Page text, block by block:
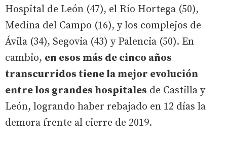
Hospital de León (47), el Río Hortega (50),
Medina del Campo (16), y los complejos de
Ávila (34), Segovia (43) y Palencia (50). En
cambio, en esos más de cinco años
transcurridos tiene la mejor evolución
entre los grandes hospitales de Castilla y
León, logrando haber rebajado en 12 días la
demora frente al cierre de 2019.